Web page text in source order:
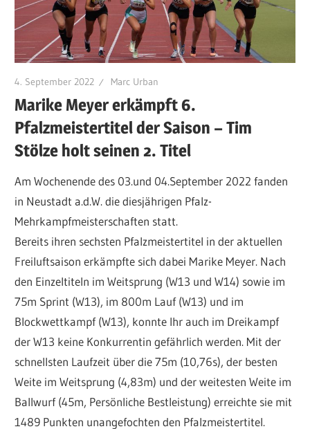
4. September 2022 Marc Urban
Marike Meyer erkämpft 6.
Pfalzmeistertitel der Saison – Tim
Stölze holt seinen 2. Titel
Am Wochenende des 03.und 04.September 2022 fanden
in Neustadt a.d.W. die diesjährigen Pfalz-
Mehrkampfmeisterschaften statt.
Bereits ihren sechsten Pfalzmeistertitel in der aktuellen
Freiluftsaison erkämpfte sich dabei Marike Meyer. Nach
den Einzeltiteln im Weitsprung (W13 und W14) sowie im
75m Sprint (W13), im 800m Lauf (W13) und im
Blockwettkampf (W13), konnte Ihr auch im Dreikampf
der W13 keine Konkurrentin gefährlich werden. Mit der
schnellsten Laufzeit über die 75m (10,76s), der besten
Weite im Weitsprung (4,83m) und der weitesten Weite im
Ballwurf (45m, Persönliche Bestleistung) erreichte sie mit
1489 Punkten unangefochten den Pfalzmeistertitel.